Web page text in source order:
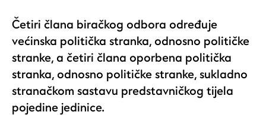
Četiri člana biračkog odbora određuje
većinska politička stranka, odnosno političke
stranke, a četiri člana oporbena politička
stranka, odnosno političke stranke, sukladno
stranačkom sastavu predstavničkog tijela
pojedine jedinice.